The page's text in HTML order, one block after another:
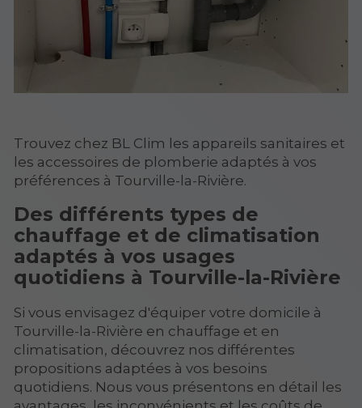
Trouvez chez BL Clim les appareils sanitaires et
les accessoires de plomberie adaptés à vos
préférences à Tourville-la-Rivière.
Des différents types de
chauffage et de climatisation
adaptés à vos usages
quotidiens à Tourville-la-Rivière
Si vous envisagez d'équiper votre domicile à
Tourville-la-Rivière en chauffage et en
climatisation, découvrez nos différentes
propositions adaptées à vos besoins
quotidiens. Nous vous présentons en détail les